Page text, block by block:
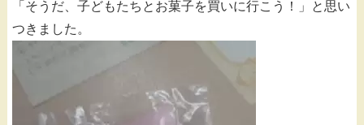
「そうだ、子どもたちとお菓子を買いに行こう！」と思い
つきました。